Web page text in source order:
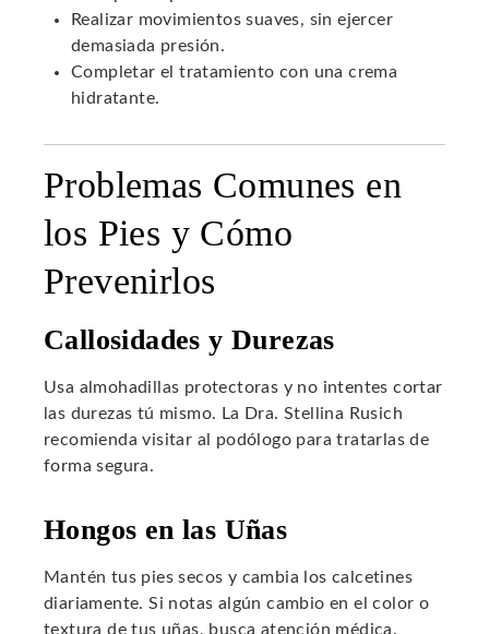
Realizar movimientos suaves, sin ejercer
demasiada presión.
Completar el tratamiento con una crema
hidratante.
Problemas Comunes en
los Pies y Cómo
Prevenirlos
Callosidades y Durezas
Usa almohadillas protectoras y no intentes cortar
las durezas tú mismo. La Dra. Stellina Rusich
recomienda visitar al podólogo para tratarlas de
forma segura.
Hongos en las Uñas
Mantén tus pies secos y cambia los calcetines
diariamente. Si notas algún cambio en el color o
textura de tus uñas, busca atención médica.